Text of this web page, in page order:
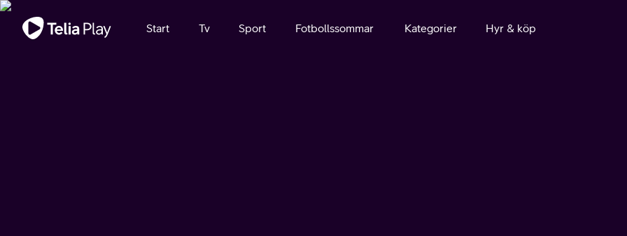
Viktigt meddelande
Start Tv Sport Fotbollssommar Kategorier Hyr & köp